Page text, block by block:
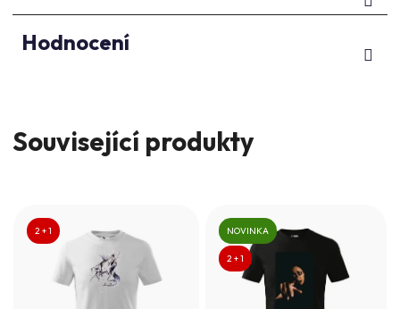
Hodnocení
Související produkty
2 + 1 NOVINKA
2 + 1